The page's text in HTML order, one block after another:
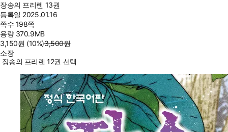
장송의 프리렌 13권
등록일 2025.01.16
쪽수 198쪽
용량 370.9MB
3,150원 (10%)3,500원
소장
장송의 프리렌 12권 선택